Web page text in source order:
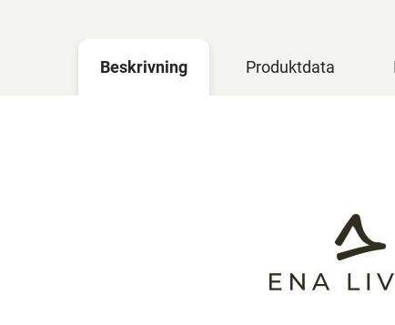
Beskrivning Produktdata